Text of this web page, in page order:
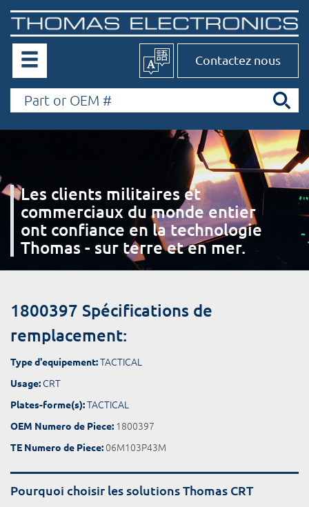
Contactez nous
Les clients militaires et
commerciaux du monde entier
ont confiance en la technologie
Thomas - sur terre et en mer.
1800397 Spécifications de
remplacement:
Type d'equipement:TACTICAL
Usage: CRT
Plates-forme(s):TACTICAL
OEM Numero de Piece: 1800397
TE Numero de Piece:06M103P43M
Pourquoi choisir les solutions Thomas CRT